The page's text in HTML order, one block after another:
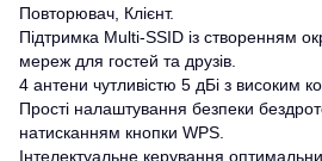
Повторювач, Клієнт.
Підтримка Multi-SSID із створенням
мереж для гостей та друзів.
4 антени чутливістю 5 дБі з високим
Прості налаштування безпеки
натисканням кнопки WPS.
Інтелектуальне керування